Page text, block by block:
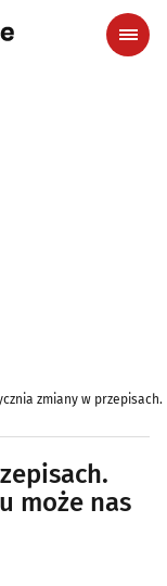
zmiany w
może nas